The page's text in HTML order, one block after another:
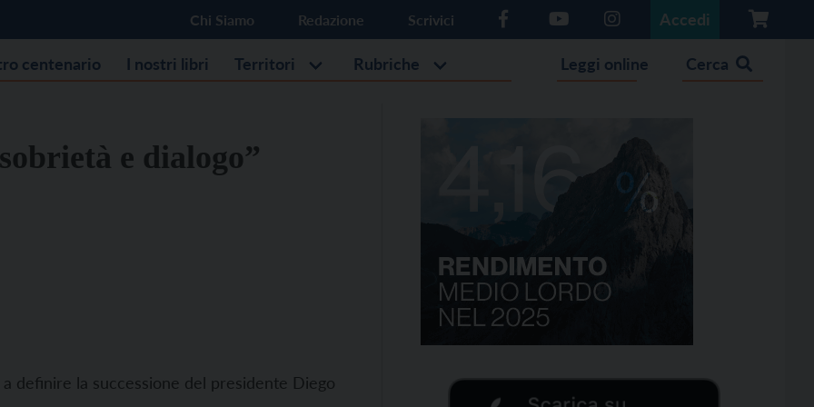
Chi Siamo Redazione Scrivici Accedi
centenario I nostri libri Territori Rubriche Leggi online Cerca
e dialogo”
definire la successione del presidente Diego